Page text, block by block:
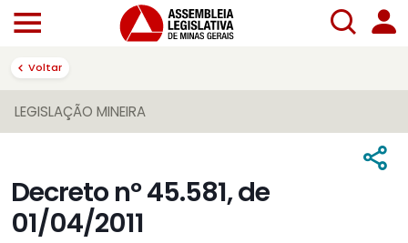
Voltar
LEGISLAÇÃO MINEIRA
Decreto nº 45.581, de
01/04/2011